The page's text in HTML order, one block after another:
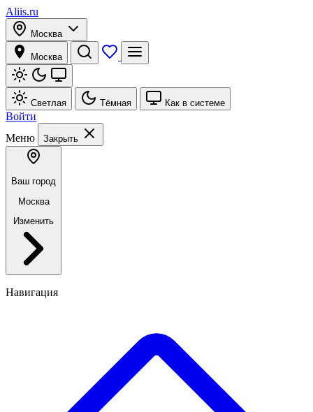
Aliis.ru
Москва
Москва
Светлая Тёмная Как в системе
Войти
Меню
Закрыть
Ваш город
Москва
Изменить
Навигация